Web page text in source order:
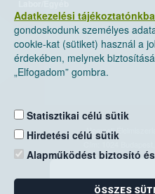
Adatkezelési
gondoskodunk személyes
cookie-kat (sütiket) használ a
érdekében, melynek
„Elfogadom” gombra.
Statisztikai célú sütik
Hirdetési célú sütik
Alapműködést biztosító
ÖSSZES
Nemzeti
Levelezési cím: